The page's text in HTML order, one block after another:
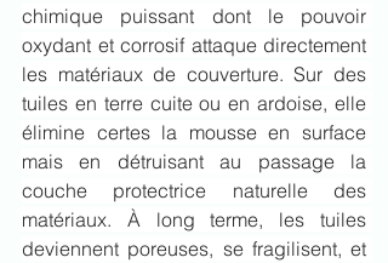
chimique puissant dont le pouvoir
oxydant et corrosif attaque directement
les matériaux de couverture. Sur des
tuiles en terre cuite ou en ardoise, elle
élimine certes la mousse en surface
mais en détruisant au passage la
couche protectrice naturelle des
matériaux. À long terme, les tuiles
deviennent poreuses, se fragilisent, et